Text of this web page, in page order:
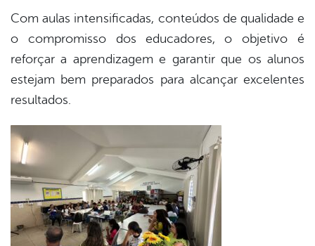
Com aulas intensificadas, conteúdos de qualidade e
o compromisso dos educadores, o objetivo é
reforçar a aprendizagem e garantir que os alunos
estejam bem preparados para alcançar excelentes
resultados.